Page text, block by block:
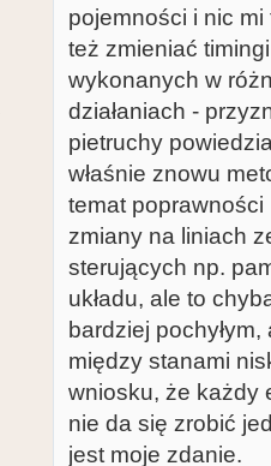
pojemności i nic mi
też zmieniać
wykonanych w
działaniach -
pietruchy
właśnie znowu
temat poprawności
zmiany na liniach
sterujących np.
układu, ale to
bardziej
między stanami
wniosku, że każdy
nie da się zrobić
jest moje zdanie.